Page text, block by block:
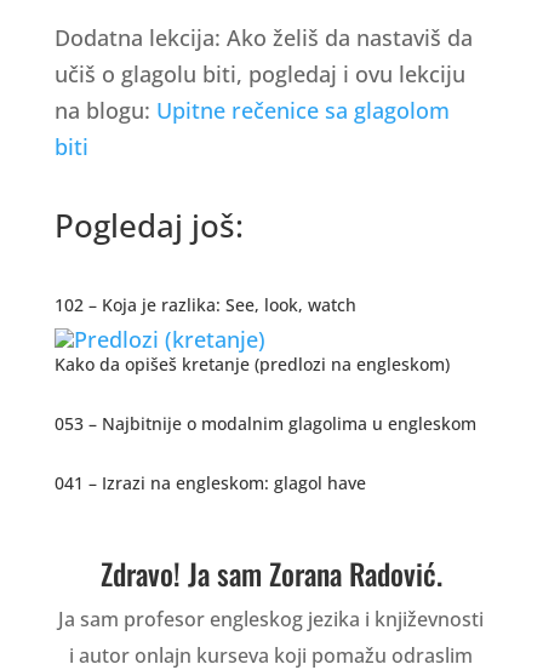
Dodatna lekcija: Ako želiš da nastaviš da
učiš o glagolu biti, pogledaj i ovu lekciju
na blogu: Upitne rečenice sa glagolom
biti
Pogledaj još:
102 – Koja je razlika: See, look, watch
Kako da opišeš kretanje (predlozi na engleskom)
053 – Najbitnije o modalnim glagolima u engleskom
041 – Izrazi na engleskom: glagol have
Zdravo! Ja sam Zorana Radović.
Ja sam profesor engleskog jezika i književnosti
i autor onlajn kurseva koji pomažu odraslim